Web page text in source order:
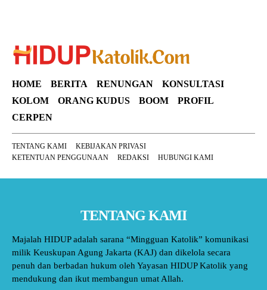
HOME BERITA RENUNGAN
KONSULTASI
KOLOM
ORANG KUDUS BOOM
PROFIL
CERPEN
TENTANG KAMI
KEBIJAKAN PRIVASI
KETENTUAN PENGGUNAAN
REDAKSI HUBUNGI KAMI
TENTANG KAMI
Majalah HIDUP adalah sarana “Mingguan Katolik” komunikasi
milik Keuskupan Agung Jakarta (KAJ) dan dikelola secara
penuh dan berbadan hukum oleh Yayasan HIDUP Katolik yang
mendukung dan ikut membangun umat Allah.